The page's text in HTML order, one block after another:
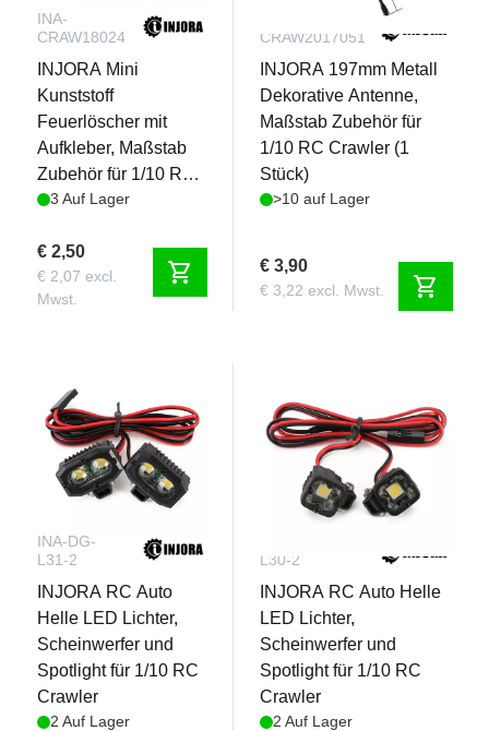
INA-
CRAW18024
INJORA Mini
Kunststoff
Feuerlöscher mit
Aufkleber, Maßstab
Zubehör für 1/10 RC
Crawler
3 Auf Lager
€ 2,50
€ 2,07 excl.
Mwst.
shopping_cart
CRAW2017051
INJORA 197mm Metall
Dekorative Antenne,
Maßstab Zubehör für
1/10 RC Crawler (1
Stück)
>10 auf Lager
€ 3,90
€ 3,22 excl. Mwst. shopping_cart
INA-DG-
L31-2
INJORA RC Auto
Helle LED Lichter,
Scheinwerfer und
Spotlight für 1/10 RC
Crawler
2 Auf Lager
L30-2
INJORA RC Auto Helle
LED Lichter,
Scheinwerfer und
Spotlight für 1/10 RC
Crawler
2 Auf Lager